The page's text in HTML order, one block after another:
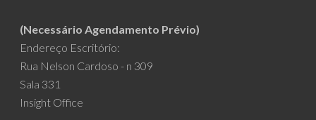
(Necessário Agendamento Prévio)
Endereço Escritório:
Rua Nelson Cardoso - n 309
Sala 331
Insight Office